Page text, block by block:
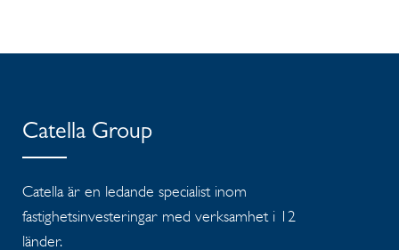
Catella Group
Catella är en ledande specialist inom
fastighetsinvesteringar med verksamhet i 12
länder.